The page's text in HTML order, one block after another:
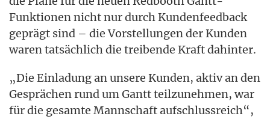
Funktionen nicht nur durch Kundenfeedback
geprägt sind – die Vorstellungen der Kunden
waren tatsächlich die treibende Kraft dahinter.
„Die Einladung an unsere Kunden, aktiv an den
Gesprächen rund um Gantt teilzunehmen, war
für die gesamte Mannschaft aufschlussreich“,